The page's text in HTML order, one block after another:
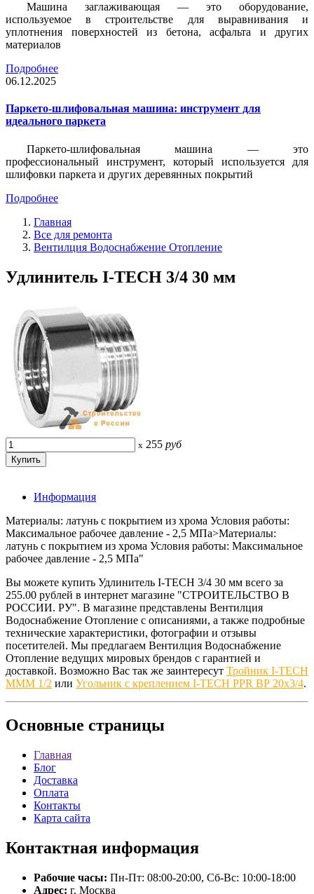
Машина заглаживающая — это оборудование,
используемое в строительстве для выравнивания и
уплотнения поверхностей из бетона, асфальта и других
материалов
Подробнее
06.12.2025
Паркето-шлифовальная машина: инструмент для
идеального паркета
Паркето-шлифовальная машина — это
профессиональный инструмент, который используется для
шлифовки паркета и других деревянных покрытий
Подробнее
Главная
Все для ремонта
Вентилция Водоснабжение Отопление
Удлинитель I-TECH 3/4 30 мм
x 255 руб
Информация
Материалы: латунь c покрытием из хрома Условия работы:
Максимальное рабочее давление - 2,5 МПа>Материалы:
латунь c покрытием из хрома Условия работы: Максимальное
рабочее давление - 2,5 МПа"
Вы можете купить Удлинитель I-TECH 3/4 30 мм всего за
255.00 рублей в интернет магазине "СТРОИТЕЛЬСТВО В
РОССИИ. РУ". В магазине представлены Вентилция
Водоснабжение Отопление с описаниями, а также подробные
технические характеристики, фотографии и отзывы
посетителей. Мы предлагаем Вентилция Водоснабжение
Отопление ведущих мировых брендов с гарантией и
доставкой. Возможно Вас так же заинтересут Тройник I-TECH
MMM 1/2 или Угольник c креплением I-TECH PPR BР 20x3/4.
Основные страницы
Главная
Блог
Доставка
Оплата
Контакты
Карта сайта
Контактная информация
Рабочие часы: Пн-Пт: 08:00-20:00, Сб-Вс: 10:00-18:00
Адрес: г. Москва